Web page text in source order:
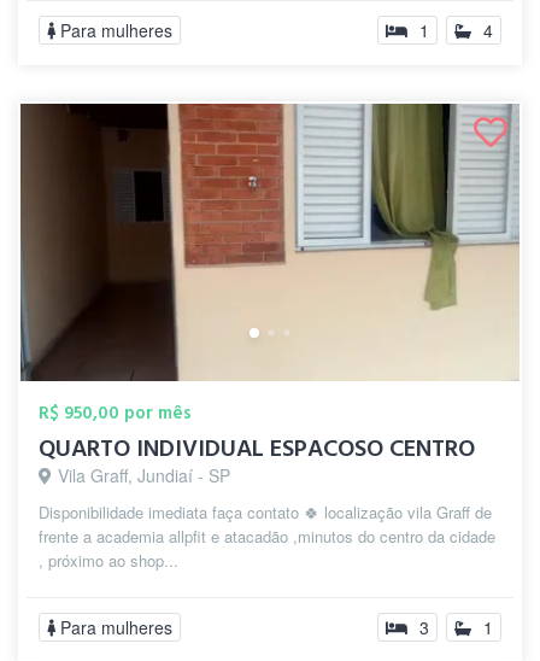
Para mulheres 1 4
R$ 950,00 por mês
QUARTO INDIVIDUAL ESPACOSO CENTRO
Vila Graff, Jundiaí - SP
Disponibilidade imediata faça contato 🍀 localização vila Graff de
frente a academia allpfit e atacadão ,minutos do centro da cidade
, próximo ao shop...
Para mulheres 3 1